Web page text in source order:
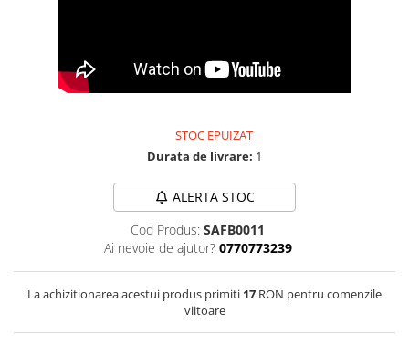
Bijuterii peridot
Bijuterii piatra soarelui
Bijuterii rodocrozit
Bijuterii sidef si abalone
Bijuterii smarald
STOC EPUIZAT
Durata de livrare: 1
ALERTA STOC
Cod Produs: SAFB0011
Ai nevoie de ajutor? 0770773239
La achizitionarea acestui produs primiti 17 RON pentru comenzile
viitoare